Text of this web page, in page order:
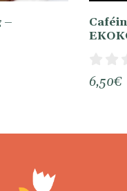
–
6,50€